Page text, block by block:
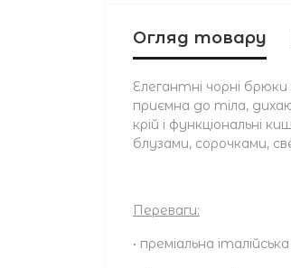
Огляд товару
Елегантні чорні брюки
приємна до тіла,
крій і функціональні
блузами, сорочками,
Переваги:
• преміальна італійська